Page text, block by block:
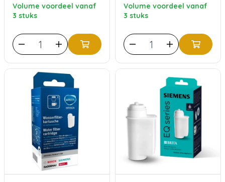
Volume voordeel vanaf
3 stuks
Volume voordeel vanaf
3 stuks